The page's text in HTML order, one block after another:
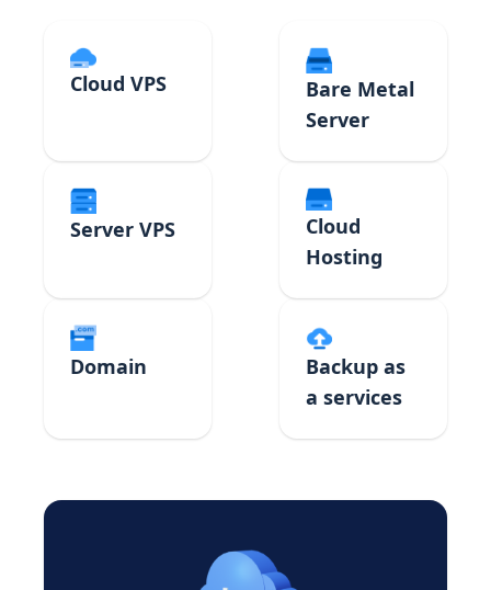
Cloud VPS
Bare Metal
Server
Server VPS
Cloud
Hosting
Domain
Backup as
a services